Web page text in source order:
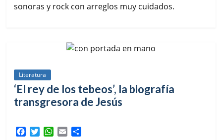
sonoras y rock con arreglos muy cuidados.
Literatura
‘El rey de los tebeos’, la biografía
transgresora de Jesús
W